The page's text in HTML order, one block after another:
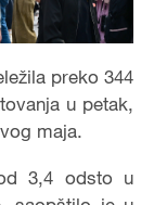
preko 344
u petak,
maja.
3,4 odsto u